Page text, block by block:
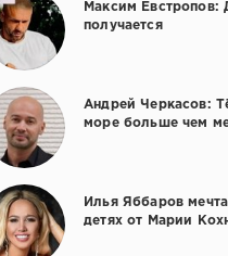
Максим Евстропов:
получается
Андрей Черкасов:
море больше чем
Илья Яббаров
детях от Марии